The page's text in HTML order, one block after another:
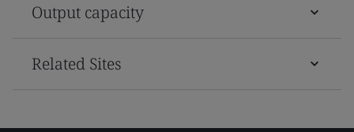
Output capacity
Related Sites